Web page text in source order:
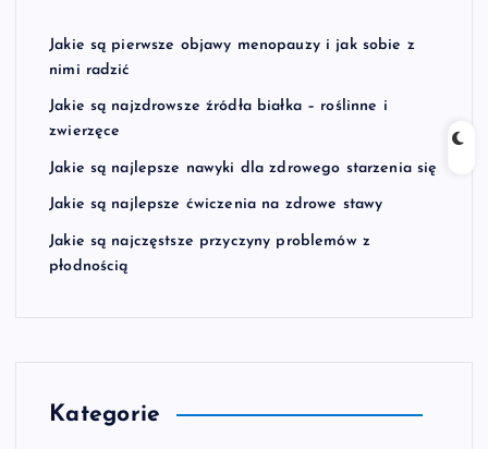
Jakie są pierwsze objawy menopauzy i jak sobie z
nimi radzić
Jakie są najzdrowsze źródła białka – roślinne i
zwierzęce
Jakie są najlepsze nawyki dla zdrowego starzenia się
Jakie są najlepsze ćwiczenia na zdrowe stawy
Jakie są najczęstsze przyczyny problemów z
płodnością
Kategorie